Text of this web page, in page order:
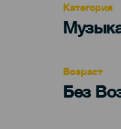
Категория
del
Возраст
Edad
Без